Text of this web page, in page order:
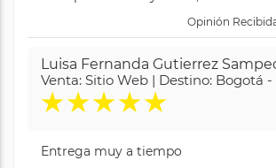
Opinión
Luisa Fernanda Gutierrez
Venta: Sitio Web | Destino: Bogotá
★★★★★
Entrega muy a tiempo